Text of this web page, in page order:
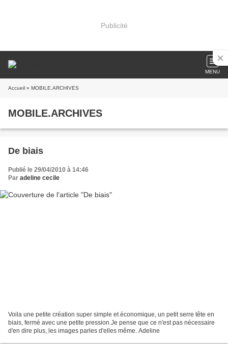
Publicité
MENU
Accueil » MOBILE.ARCHIVES
MOBILE.ARCHIVES
De biais
Publié le 29/04/2010 à 14:46
Par adeline cecile
Voila une petite création super simple et économique, un petit serre tête en
biais, fermé avec une petite pression.Je pense que ce n'est pas nécessaire
d'en dire plus, les images parles d'elles même. Adeline